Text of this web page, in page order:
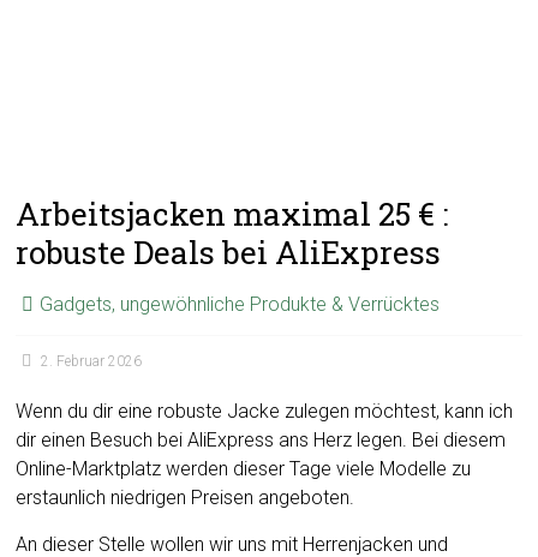
Arbeitsjacken maximal 25 € :
robuste Deals bei AliExpress
Gadgets, ungewöhnliche Produkte & Verrücktes
2. Februar 2026
Wenn du dir eine robuste Jacke zulegen möchtest, kann ich
dir einen Besuch bei AliExpress ans Herz legen. Bei diesem
Online-Marktplatz werden dieser Tage viele Modelle zu
erstaunlich niedrigen Preisen angeboten.
An dieser Stelle wollen wir uns mit Herrenjacken und